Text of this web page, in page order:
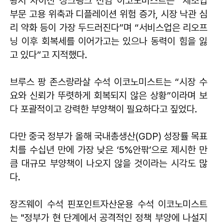
부문 고용 위축과 디플레이션 위험 증가, 시장 낙관 심
리 약화 등이 가장 두드러진다”며 “서비스업은 리오프
닝 이후 회복세를 이어가고는 있으나 동력이 힘을 잃
고 있다”고 지적했다.
브루스 팡 존스랑라살 수석 이코노미스트는 “시장 수
요와 신뢰가 뚜렷하게 회복되지 않은 상황”이라며 보
다 포괄적이고 강력한 부양책이 필요하다고 짚었다.
다만 중국 정부가 올해 국내총생산(GDP) 성장률 목표
치를 수십년 만에 가장 낮은 ‘5%안팎’으로 제시한 만
큼 대규모 부양책이 나오지 않을 것이라는 시각도 많
다.
장즈웨이 수석 핀포인트자산운용 수석 이코노미스트
는 "정부가 현 단계에서 공격적인 정책 부양에 나설지